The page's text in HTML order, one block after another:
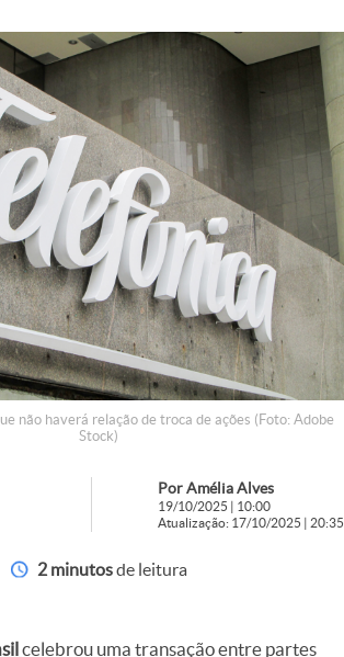
não haverá relação de troca de ações (Foto: Adobe
Stock)
Por Amélia Alves
19/10/2025 | 10:00
Atualização: 17/10/2025 | 20:35
2 minutosde leitura
celebrou uma transação entre partes